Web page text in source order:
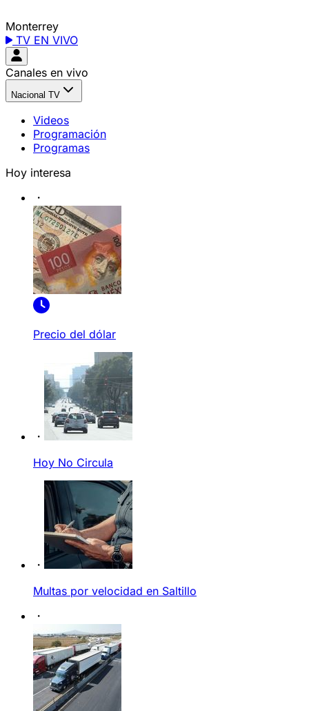
Monterrey
TV EN VIVO
Canales en vivo
Nacional TV
Videos
Programación
Programas
Hoy interesa
Precio del dólar
Hoy No Circula
Multas por velocidad en Saltillo